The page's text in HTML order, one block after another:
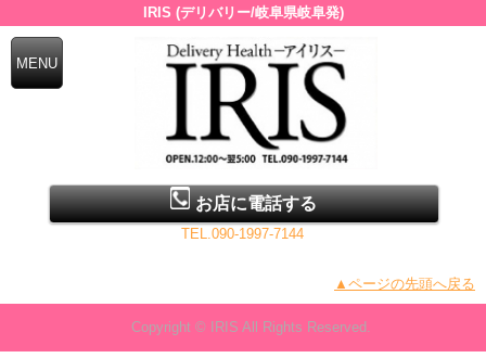
IRIS (デリバリー/岐阜県岐阜発)
お店に電話する
TEL.090-1997-7144
▲ページの先頭へ戻る
Copyright © IRIS All Rights Reserved.